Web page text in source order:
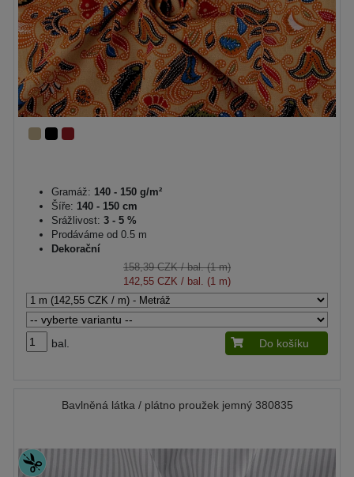
Gramáž: 140 - 150 g/m²
Šíře: 140 - 150 cm
Srážlivost: 3 - 5 %
Prodáváme od 0.5 m
Dekorační
158,39 CZK/ bal. (1 m)
142,55 CZK / bal. (1 m)
bal. Do košíku
Bavlněná látka / plátno proužek jemný 380835